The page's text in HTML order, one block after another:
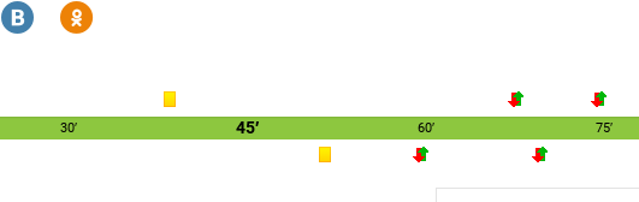
R Y
30′ 45′ 60′ 75′